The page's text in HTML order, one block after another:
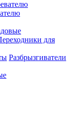
для
Разбрызгиватели